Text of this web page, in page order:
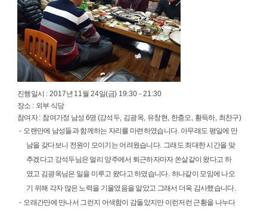
자료실
진행일시 : 2017년 11월 24일(금) 19:30 - 21:30
장소 : 외부 식당
참여자: 참여가정 남성 6명 (강석두, 김광옥, 유창현, 한충오, 황득하, 최찬구)
- 오랜만에 남성들과 함께하는 자리를 마련하였습니다. 아무래도 평일에 만
남을 갖다보니 전원이 모이기는 어려웠습니다. 그래도 최대한 시간을 맞
추겠다고 강석두님은 멀리 양주에서 퇴근하자마자 쏜살같이 왔다고 하
였고 김광옥님은 일을 미루고 왔다고 하였습니다. 하나같이 모임에 나오
기 위해 각자 많은 노력을 기울였음을 알았고 그래서 더욱 감사했습니다.
- 오래간만에 만나서 그런지 어색함이 감돌았지만 이런저런 근황을 나누다